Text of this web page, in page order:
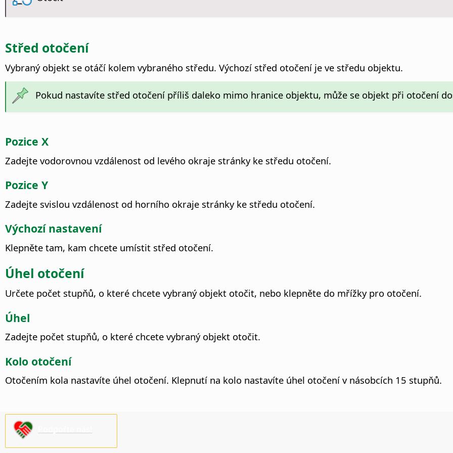
Střed otočení
Vybraný objekt se otáčí kolem vybraného středu. Výchozí střed otočení je ve středu objektu.
Pokud nastavíte střed otočení příliš daleko mimo hranice objektu, může se objekt při otočení
Pozice X
Zadejte vodorovnou vzdálenost od levého okraje stránky ke středu otočení.
Pozice Y
Zadejte svislou vzdálenost od horního okraje stránky ke středu otočení.
Výchozí nastavení
Klepněte tam, kam chcete umístit střed otočení.
Úhel otočení
Určete počet stupňů, o které chcete vybraný objekt otočit, nebo klepněte do mřížky pro otočení.
Úhel
Zadejte počet stupňů, o které chcete vybraný objekt otočit.
Kolo otočení
Otočením kola nastavíte úhel otočení. Klepnutí na kolo nastavíte úhel otočení v násobcích 15 stupňů.